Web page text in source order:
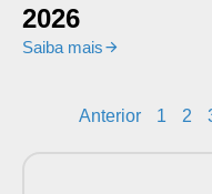
2026
Saiba mais
Anterior 1 2